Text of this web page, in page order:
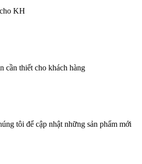
KH
cần thiết cho khách hàng
tôi để cập nhật những sản phẩm mới